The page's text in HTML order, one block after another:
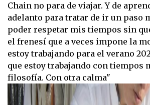
Chain no para de viajar. Y de
adelanto para tratar de ir un paso
poder respetar mis tiempos sin
el frenesí que a veces impone la
estoy trabajando para el verano
que estoy trabajando con tiempos
filosofía. Con otra calma"